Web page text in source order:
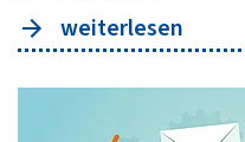
weiterlesen